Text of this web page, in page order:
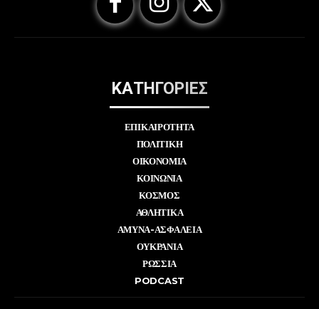
ΚΑΤΗΓΟΡΙΕΣ
ΕΠΙΚΑΙΡΟΤΗΤΑ
ΠΟΛΙΤΙΚΗ
ΟΙΚΟΝΟΜΙΑ
ΚΟΙΝΩΝΙΑ
ΚΟΣΜΟΣ
ΑΘΛΗΤΙΚΑ
ΑΜΥΝΑ-ΑΣΦΑΛΕΙΑ
ΟΥΚΡΑΝΙΑ
ΡΩΣΣΙΑ
PODCAST